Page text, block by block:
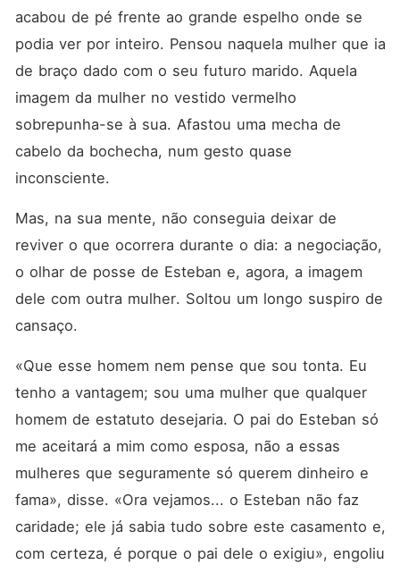
acabou de pé frente ao grande espelho onde se
podia ver por inteiro. Pensou naquela mulher que ia
de braço dado com o seu futuro marido. Aquela
imagem da mulher no vestido vermelho
sobrepunha-se à sua. Afastou uma mecha de
cabelo da bochecha, num gesto quase
inconsciente.
Mas, na sua mente, não conseguia deixar de
reviver o que ocorrera durante o dia: a negociação,
o olhar de posse de Esteban e, agora, a imagem
dele com outra mulher. Soltou um longo suspiro de
cansaço.
«Que esse homem nem pense que sou tonta. Eu
tenho a vantagem; sou uma mulher que qualquer
homem de estatuto desejaria. O pai do Esteban só
me aceitará a mim como esposa, não a essas
mulheres que seguramente só querem dinheiro e
fama», disse. «Ora vejamos... o Esteban não faz
caridade; ele já sabia tudo sobre este casamento e,
com certeza, é porque o pai dele o exigiu», engoliu